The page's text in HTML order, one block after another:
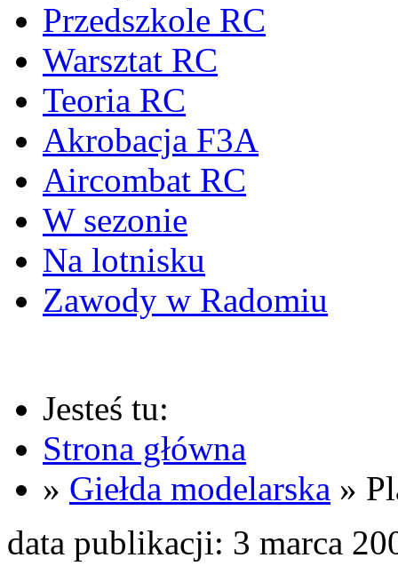
Przedszkole RC
Warsztat RC
Teoria RC
Akrobacja F3A
Aircombat RC
W sezonie
Na lotnisku
Zawody w Radomiu
Jesteś tu:
Strona główna
» Giełda modelarska »
data publikacji: 3 marca